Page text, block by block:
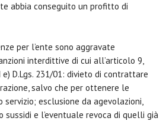
abbia conseguito un profitto di
per l’ente sono aggravate
interdittive di cui all’articolo 9,
e) D.Lgs. 231/01: divieto di contrattare
salvo che per ottenere le
servizio; esclusione da agevolazioni,
sussidi e l’eventuale revoca di quelli già